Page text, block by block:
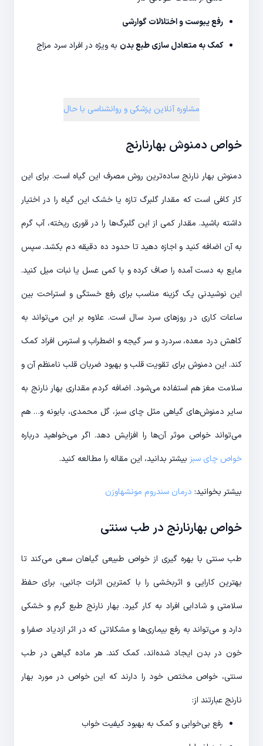
رفع یبوست و اختلالات گوارشی
کمک به متعادل سازی طبع بدن به ویژه در افراد سرد مزاج
مشاوره آنلاین پزشکی و روانشناسی با حال
خواص دمنوش بهارنارنج
دمنوش بهار نارنج ساده‌ترین روش مصرف این گیاه است. برای این
کار کافی است که مقدار گلبرگ تازه یا خشک این گیاه را در اختیار
داشته باشید. مقدار کمی از این گلبرگ‌ها را در قوری ریخته، آب گرم
به آن اضافه کنید و اجازه دهید تا حدود ده دقیقه دم بکشد. سپس
مایع به دست آمده را صاف کرده و با کمی عسل یا نبات میل کنید.
این نوشیدنی یک گزینه مناسب برای رفع خستگی و استراحت بین
ساعات کاری در روزهای سرد سال است. علاوه بر این می‌تواند به
کاهش درد معده، سردرد و سر گیجه و اضطراب و استرس افراد کمک
کند. این دمنوش برای تقویت قلب و بهبود ضربان قلب نامنظم آن و
سلامت مغز هم استفاده می‌شود. اضافه کردم مقداری بهار نارنج به
سایر دمنوش‌های گیاهی مثل چای سبز، گل محمدی، بابونه و… هم
می‌تواند خواص موثر آن‌ها را افزایش دهد. اگر می‌خواهید درباره
خواص چای سبز بیشتر بدانید، این مقاله را مطالعه کنید.
بیشتر بخوانید: درمان سندروم مونشهاوزن
خواص بهارنارنج در طب سنتی
طب سنتی با بهره گیری از خواص طبیعی گیاهان سعی می‌کند تا
بهترین کارایی و اثربخشی را با کمترین اثرات جانبی، برای حفظ
سلامتی و شادابی افراد به کار گیرد. بهار نارنج طبع گرم و خشکی
دارد و می‌تواند به رفع بیماری‌ها و مشکلاتی که در اثر ازدیاد صفرا و
خون در بدن ایجاد شده‌اند، کمک کند. هر ماده گیاهی در طب
سنتی، خواص مختص خود را دارند که این خواص در مورد بهار
نارنج عبارتند از:
رفع بی‌خوابی و کمک به بهبود کیفیت خواب